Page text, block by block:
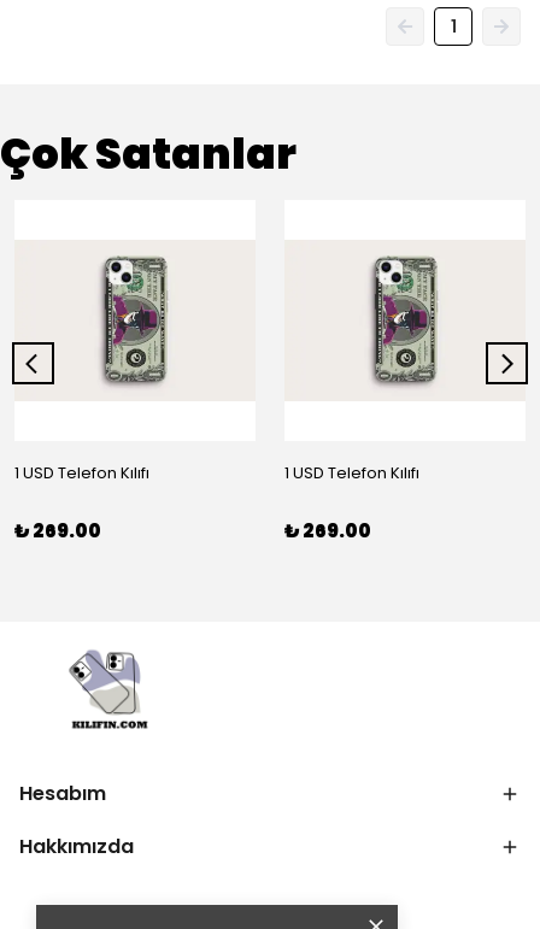
1
Çok Satanlar
1 USD Telefon Kılıfı
₺ 269.00
1 USD Telefon Kılıfı
₺ 269.00
Hesabım
Hakkımızda